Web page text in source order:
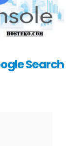
Search